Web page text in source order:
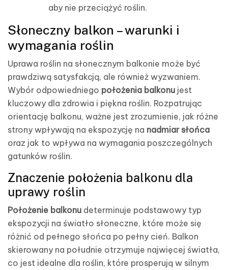
aby nie przeciążyć roślin.
Słoneczny balkon – warunki i
wymagania roślin
Uprawa roślin na słonecznym balkonie może być
prawdziwą satysfakcją, ale również wyzwaniem.
Wybór odpowiedniego położenia balkonu jest
kluczowy dla zdrowia i piękna roślin. Rozpatrując
orientację balkonu, ważne jest zrozumienie, jak różne
strony wpływają na ekspozycję na nadmiar słońca
oraz jak to wpływa na wymagania poszczególnych
gatunków roślin.
Znaczenie położenia balkonu dla
uprawy roślin
Położenie balkonu determinuje podstawowy typ
ekspozycji na światło słoneczne, które może się
różnić od pełnego słońca po pełny cień. Balkon
skierowany na południe otrzymuje najwięcej światła,
co jest idealne dla roślin, które prosperują w silnym